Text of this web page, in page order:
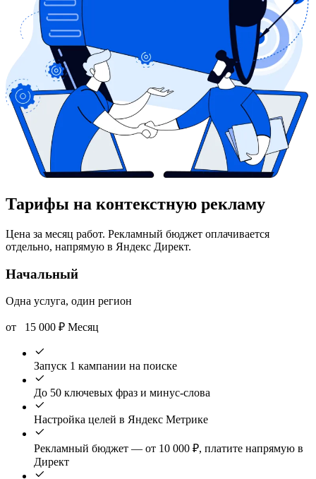
Тарифы на контекстную рекламу
Цена за месяц работ. Рекламный бюджет оплачивается
отдельно, напрямую в Яндекс Директ.
Начальный
Одна услуга, один регион
от 15 000 ₽ Месяц
Запуск 1 кампании на поиске
До 50 ключевых фраз и минус-слова
Настройка целей в Яндекс Метрике
Рекламный бюджет — от 10 000 ₽, платите напрямую в
Директ